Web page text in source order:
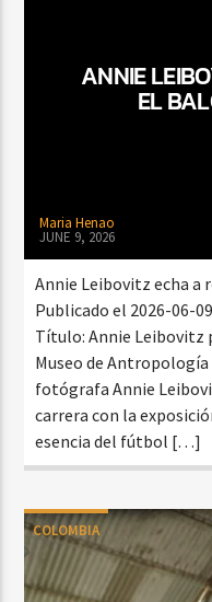
CURRENT SHOW
ANNIE
EL
Maria Henao
JUNE 9, 2026
Annie Leibovitz echa a
Publicado el 2026-06-
Título: Annie Leibovitz
Museo de
fotógrafa Annie
carrera con la
esencia del fútbol […]
COLOMBIA